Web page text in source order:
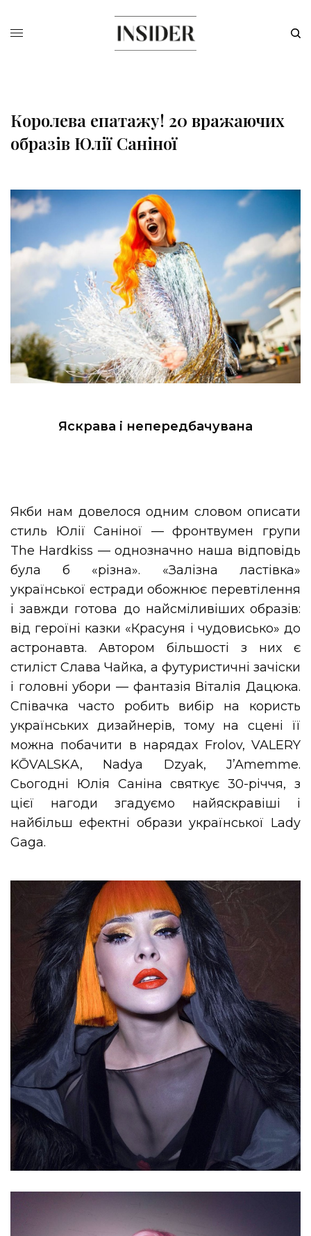
Королева епатажу! 20 вражаючих
образів Юлії Саніної
Яскрава і непередбачувана
Якби нам довелося одним словом описати
стиль Юлії Саніної — фронтвумен групи
The Hardkiss — однозначно наша відповідь
була б «різна». «Залізна ластівка»
української естради обожнює перевтілення
і завжди готова до найсміливіших образів:
від героїні казки «Красуня і чудовисько» до
астронавта. Автором більшості з них є
стиліст Слава Чайка, а футуристичні зачіски
і головні убори — фантазія Віталія Дацюка.
Співачка часто робить вибір на користь
українських дизайнерів, тому на сцені її
можна побачити в нарядах Frolov, VALERY
KŌVALSKA, Nadya Dzyak, J’Amemme.
Сьогодні Юлія Саніна святкує 30-річчя, з
цієї нагоди згадуємо найяскравіші і
найбільш ефектні образи української Lady
Gaga.